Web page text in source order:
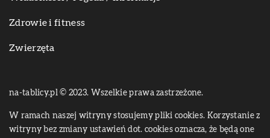
Zdrowie i fitness
Zwierzęta
na-tablicy.pl © 2023. Wszelkie prawa zastrzeżone.
W ramach naszej witryny stosujemy pliki cookies. Korzystanie z
witryny bez zmiany ustawień dot. cookies oznacza, że będą one